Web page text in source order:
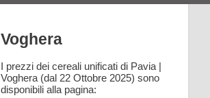
Voghera
I prezzi dei cereali unificati di Pavia |
Voghera (dal 22 Ottobre 2025) sono
disponibili alla pagina: